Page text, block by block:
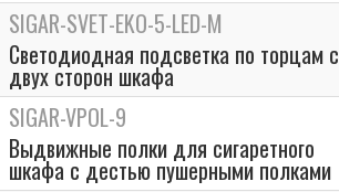
SIGAR-SVET-EKO-5-LED-M
Светодиодная подсветка по торцам с
двух сторон шкафа
SIGAR-VPOL-9
Выдвижные полки для сигаретного
шкафа c дестью пушерными полками